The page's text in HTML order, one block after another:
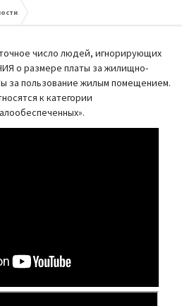
число людей, игнорирующих
о размере платы за жилищно-
за пользование жилым помещением.
к категории